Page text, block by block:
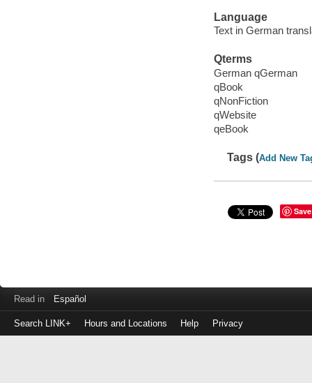
Language
Text in German
Qterms
German qGerman
qBook
qNonFiction
qWebsite
qeBook
Tags (Add New
Save
Read in Español
Search LINK+ Hours and Locations Help Privacy